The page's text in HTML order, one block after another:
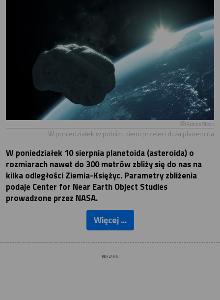
Adobe Stock
W poniedziałek w pobliżu ziemi przeleci duża planetoida
W poniedziałek 10 sierpnia planetoida (asteroida) o
rozmiarach nawet do 300 metrów zbliży się do nas na
kilka odległości Ziemia-Księżyc. Parametry zbliżenia
podaje Center for Near Earth Object Studies
prowadzone przez NASA.
Więcej ...
REKLAMA